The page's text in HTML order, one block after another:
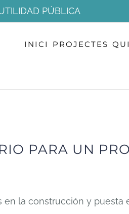
PÚBLICA
INICI PROJECTES
PARA UN
en la construcción y